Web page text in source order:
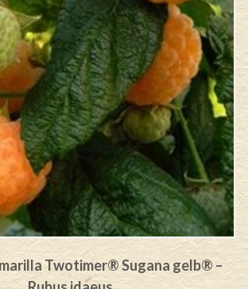
Twotimer® Sugana gelb® –